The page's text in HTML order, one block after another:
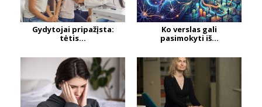
Gydytojai pripažįsta:
tėtis...
Ko verslas gali
pasimokyti iš...